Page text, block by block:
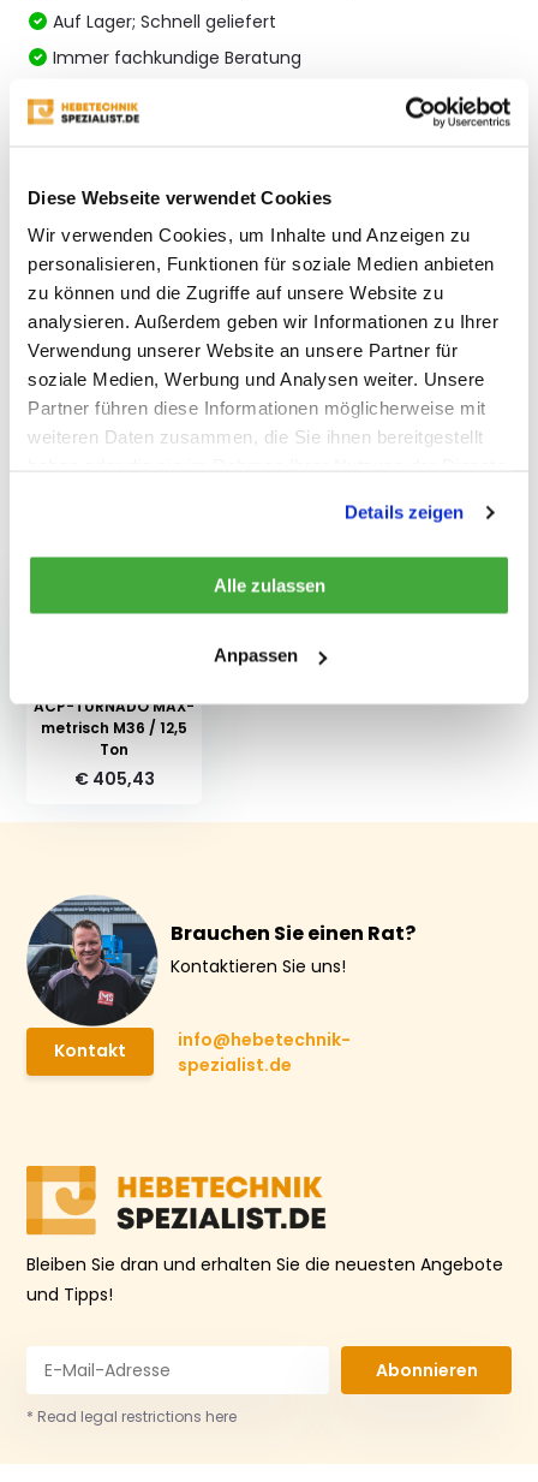
Diese Webseite verwendet Cookies
Wir verwenden Cookies, um Inhalte und Anzeigen zu
personalisieren, Funktionen für soziale Medien anbieten
zu können und die Zugriffe auf unsere Website zu
analysieren. Außerdem geben wir Informationen zu Ihrer
Verwendung unserer Website an unsere Partner für
soziale Medien, Werbung und Analysen weiter. Unsere
Partner führen diese Informationen möglicherweise mit
weiteren Daten zusammen, die Sie ihnen bereitgestellt
Details zeigen
Alle zulassen
Anpassen
Auf Lager; Schnell geliefert
Immer fachkundige Beratung
Vergleichen
Eigenschaften
Bewertungen
Teilen
ACP-TURNADO MAX-
metrisch M36 / 12,5
Ton
€ 405,43
Brauchen Sie einen Rat?
Kontaktieren Sie uns!
Kontakt
info@hebetechnik-
spezialist.de
Bleiben Sie dran und erhalten Sie die neuesten Angebote
und Tipps!
Abonnieren
* Read legal restrictions here